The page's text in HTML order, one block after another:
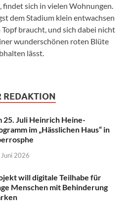
findet sich in vielen Wohnungen.
dem Stadium klein entwachsen
braucht, und sich dabei nicht
wunderschönen roten Blüte
lässt.
REDAKTION
25. Juli Heinrich Heine-
im „Hässlichen Haus“ in
2026
will digitale Teilhabe für
Menschen mit Behinderung